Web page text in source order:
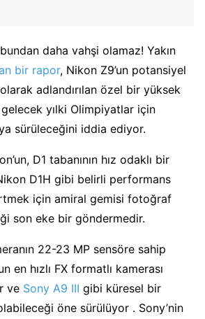
daha vahşi olamaz! Yakın
bir rapor, Nikon Z9’un potansiyel
adlandırılan özel bir yüksek
gelecek yılki Olimpiyatlar için
sürüleceğini iddia ediyor.
D1 tabanının hız odaklı bir
D1H gibi belirli performans
için amiral gemisi fotoğraf
son eke bir göndermedir.
22-23 MP sensöre sahip
en hızlı FX formatlı kamerası
ve Sony A9 III gibi küresel bir
öne sürülüyor . Sony’nin